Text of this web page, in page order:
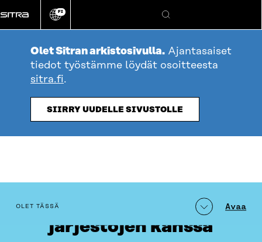
suoraan
sisältöön
Vaihda
kieli
FI
Hae
Olet Sitran arkistosivulla. Ajantasaiset
tiedot työstämme löydät osoitteesta
sitra.fi.
SIIRRY UUDELLE SIVUSTOLLE
Kestävän arjen hankkeet
järjestöjen kanssa
table_of_contents
OLET TÄSSÄ Avaa